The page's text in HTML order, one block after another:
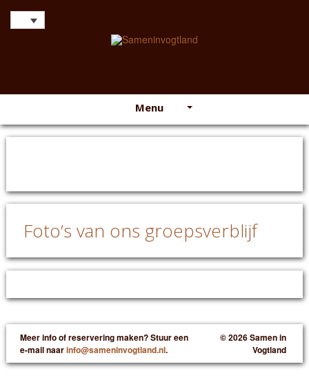
Menu
Foto’s van ons groepsverblijf
Meer info of reservering maken? Stuur een
e-mail naarinfo@sameninvogtland.nl.
© 2026 Samen in
Vogtland